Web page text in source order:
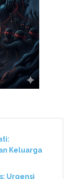
Keluarga
Urgensi